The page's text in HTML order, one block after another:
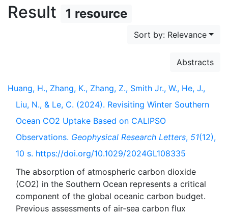
Result 1 resource
Sort by: Relevance
Abstracts
Huang, H., Zhang, K., Zhang, Z., Smith Jr., W., He, J.,
Liu, N., & Le, C. (2024). Revisiting Winter Southern
Ocean CO2 Uptake Based on CALIPSO
Observations. Geophysical Research Letters, 51(12),
10 s. https://doi.org/10.1029/2024GL108335
The absorption of atmospheric carbon dioxide
(CO2) in the Southern Ocean represents a critical
component of the global oceanic carbon budget.
Previous assessments of air-sea carbon flux